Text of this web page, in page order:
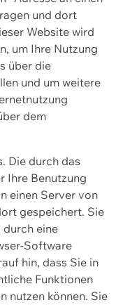
und dort
Website wird
um Ihre Nutzung
über die
und um weitere
dem
Die durch das
Ihre Benutzung
einen Server von
gespeichert. Sie
durch eine
Software
hin, dass Sie in
Funktionen
nutzen können. Sie